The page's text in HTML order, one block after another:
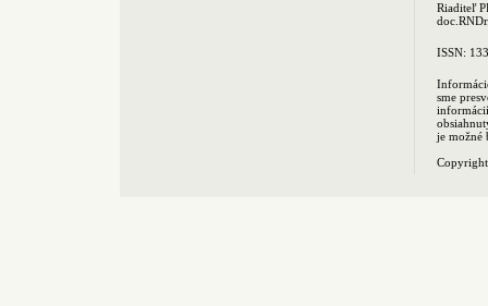
Riaditeľ
ISSN:
sme
je možné